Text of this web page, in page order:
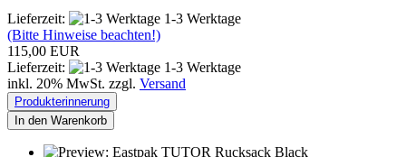
Lieferzeit:
1-3 Werktage
(Bitte Hinweise beachten!)
115,00 EUR
Lieferzeit:
1-3 Werktage
inkl. 20% MwSt. zzgl. Versand
Produkterinnerung
In den Warenkorb